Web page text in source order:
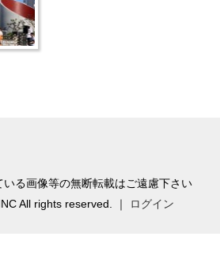
る画像等の無断転載はご遠慮下さい
All rights reserved. ｜
ログイン